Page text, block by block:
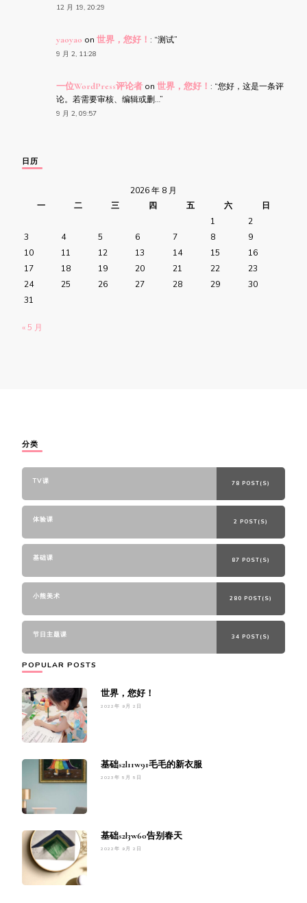
12 月 19, 20:29
yaoyao on 世界，您好！ : “测试”
9 月 2, 11:28
一位WordPress评论者 on 世界，您好！ : “您好，这是一条评
论。若需要审核、编辑或删…”
9 月 2, 09:57
日历
2026 年 8 月
一
二 三 四 五 六
日
1
2
3
4 5 6 7 8
9
10
11 12 13 14 15
16
17
18 19 20 21 22
23
24
25 26 27 28 29
30
31
« 5 月
分类
TV课 78 POST(S)
体验课 2 POST(S)
基础课 87 POST(S)
小熊美术 280 POST(S)
节日主题课 34 POST(S)
POPULAR POSTS
世界，您好！
2022年 9月 2日
基础s2l11w91毛毛的新衣服
2023年 5月 5日
基础s2l3w60告别春天
2022年 9月 2日